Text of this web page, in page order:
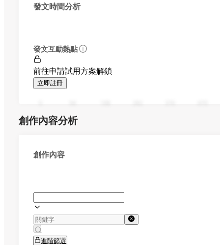
發文時間分析
發文互動熱點
前往申請試用方案解鎖
立即註冊
創作內容分析
創作內容
進階篩選